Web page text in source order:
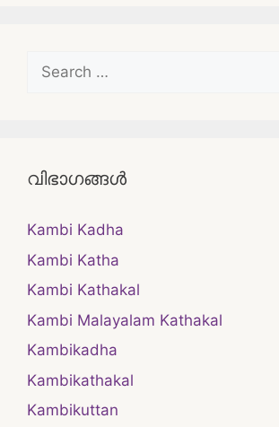
Search
for:
വിഭാഗങ്ങൾ
Kambi Kadha
Kambi Katha
Kambi Kathakal
Kambi Malayalam Kathakal
Kambikadha
Kambikathakal
Kambikuttan